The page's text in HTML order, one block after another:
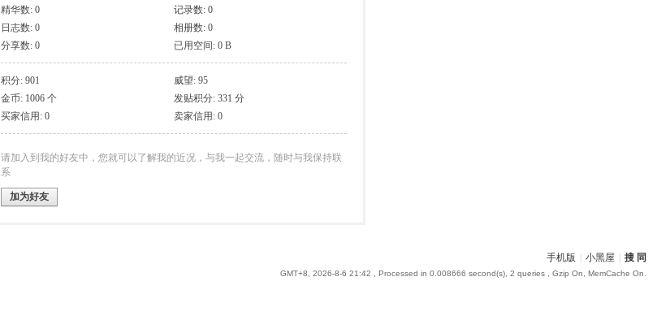
精华数: 0
记录数: 0
日志数: 0
相册数: 0
分享数: 0
已用空间: 0 B
积分: 901
威望: 95
金币: 1006 个
发贴积分: 331 分
买家信用: 0
卖家信用: 0
请加入到我的好友中，您就可以了解我的近况，与我一起交流，随时与我保持联
系
加为好友
手机版 小黑屋 搜 同
GMT+8, 2026-8-6 21:42 , Processed in 0.008666 second(s), 2 queries , Gzip On, MemCache On.